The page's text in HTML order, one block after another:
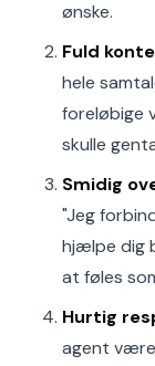
ønske.
Fuld
hele
foreløbige
skulle
Smidig
"Jeg
hjælpe dig
at føles
Hurtig
agent